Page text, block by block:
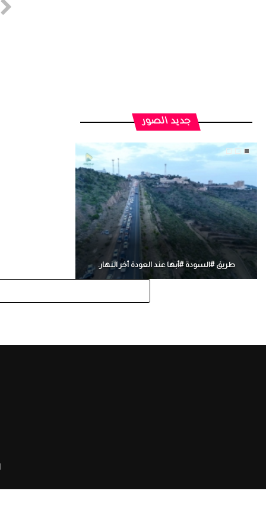
جديد الصور
طريق #السودة #أبها عند العودة أخر النهار.